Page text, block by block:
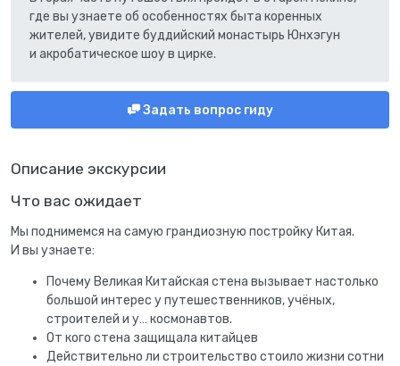
Описание экскурсии
Что вас ожидает
Мы поднимемся на самую грандиозную постройку Китая.
И вы узнаете:
Почему Великая Китайская стена вызывает настолько
большой интерес у путешественников, учёных,
строителей и у… космонавтов.
От кого стена защищала китайцев
Действительно ли строительство стоило жизни сотни
где вы узнаете об особенностях быта коренных
жителей, увидите буддийский монастырь Юнхэгун
и акробатическое шоу в цирке.
Задать вопрос гиду